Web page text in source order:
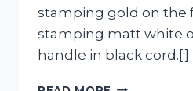
stamping gold on the
stamping matt white
handle in black cord.[:]
[:PT]SACO